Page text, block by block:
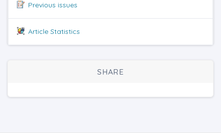
Previous issues
Article Statistics
SHARE